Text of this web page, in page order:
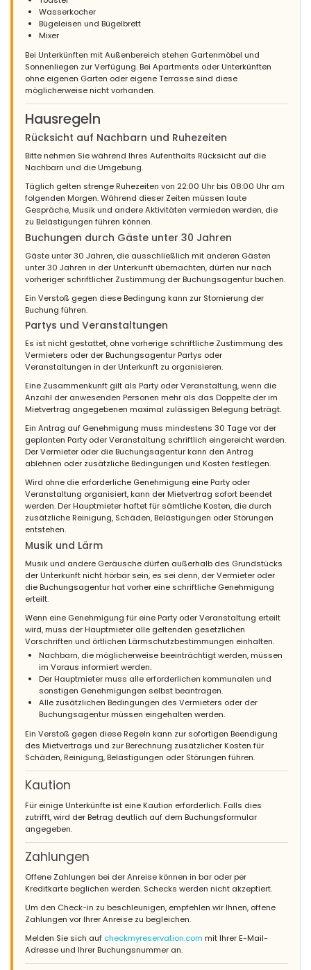
Wasserkocher
Bügeleisen und Bügelbrett
Mixer
Bei Unterkünften mit Außenbereich stehen Gartenmöbel und
Sonnenliegen zur Verfügung. Bei Apartments oder Unterkünften
ohne eigenen Garten oder eigene Terrasse sind diese
möglicherweise nicht vorhanden.
Hausregeln
Rücksicht auf Nachbarn und Ruhezeiten
Bitte nehmen Sie während Ihres Aufenthalts Rücksicht auf die
Nachbarn und die Umgebung.
Täglich gelten strenge Ruhezeiten von 22:00 Uhr bis 08:00 Uhr am
folgenden Morgen. Während dieser Zeiten müssen laute
Gespräche, Musik und andere Aktivitäten vermieden werden, die
zu Belästigungen führen können.
Buchungen durch Gäste unter 30 Jahren
Gäste unter 30 Jahren, die ausschließlich mit anderen Gästen
unter 30 Jahren in der Unterkunft übernachten, dürfen nur nach
vorheriger schriftlicher Zustimmung der Buchungsagentur buchen.
Ein Verstoß gegen diese Bedingung kann zur Stornierung der
Buchung führen.
Partys und Veranstaltungen
Es ist nicht gestattet, ohne vorherige schriftliche Zustimmung des
Vermieters oder der Buchungsagentur Partys oder
Veranstaltungen in der Unterkunft zu organisieren.
Eine Zusammenkunft gilt als Party oder Veranstaltung, wenn die
Anzahl der anwesenden Personen mehr als das Doppelte der im
Mietvertrag angegebenen maximal zulässigen Belegung beträgt.
Ein Antrag auf Genehmigung muss mindestens 30 Tage vor der
geplanten Party oder Veranstaltung schriftlich eingereicht werden.
Der Vermieter oder die Buchungsagentur kann den Antrag
ablehnen oder zusätzliche Bedingungen und Kosten festlegen.
Wird ohne die erforderliche Genehmigung eine Party oder
Veranstaltung organisiert, kann der Mietvertrag sofort beendet
werden. Der Hauptmieter haftet für sämtliche Kosten, die durch
zusätzliche Reinigung, Schäden, Belästigungen oder Störungen
entstehen.
Musik und Lärm
Musik und andere Geräusche dürfen außerhalb des Grundstücks
der Unterkunft nicht hörbar sein, es sei denn, der Vermieter oder
die Buchungsagentur hat vorher eine schriftliche Genehmigung
erteilt.
Wenn eine Genehmigung für eine Party oder Veranstaltung erteilt
wird, muss der Hauptmieter alle geltenden gesetzlichen
Vorschriften und örtlichen Lärmschutzbestimmungen einhalten.
Nachbarn, die möglicherweise beeinträchtigt werden, müssen
im Voraus informiert werden.
Der Hauptmieter muss alle erforderlichen kommunalen und
sonstigen Genehmigungen selbst beantragen.
Alle zusätzlichen Bedingungen des Vermieters oder der
Buchungsagentur müssen eingehalten werden.
Ein Verstoß gegen diese Regeln kann zur sofortigen Beendigung
des Mietvertrags und zur Berechnung zusätzlicher Kosten für
Schäden, Reinigung, Belästigungen oder Störungen führen.
Kaution
Für einige Unterkünfte ist eine Kaution erforderlich. Falls dies
zutrifft, wird der Betrag deutlich auf dem Buchungsformular
angegeben.
Zahlungen
Offene Zahlungen bei der Anreise können in bar oder per
Kreditkarte beglichen werden. Schecks werden nicht akzeptiert.
Um den Check-in zu beschleunigen, empfehlen wir Ihnen, offene
Zahlungen vor Ihrer Anreise zu begleichen.
Melden Sie sich auf checkmyreservation.com mit Ihrer E-Mail-
Adresse und Ihrer Buchungsnummer an.